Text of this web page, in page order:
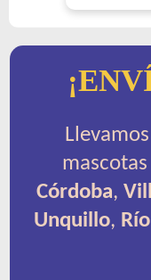
Córdoba,
Unquillo,